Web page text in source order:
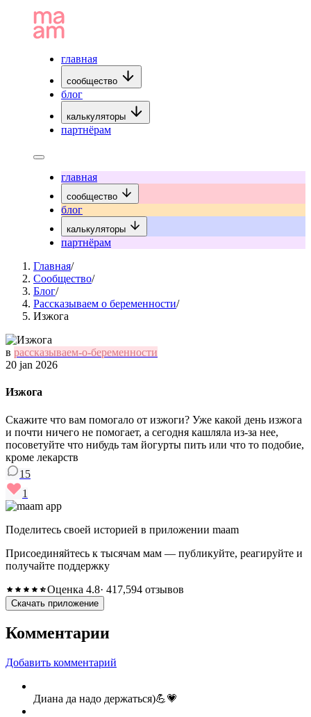
главная
сообщество
блог
калькуляторы
партнёрам
главная
сообщество
блог
калькуляторы
партнёрам
Главная/
Сообщество/
Блог/
Рассказываем о беременности/
Изжога
в рассказываем-о-беременности
20 jan 2026
Изжога
Скажите что вам помогало от изжоги? Уже какой день изжога
и почти ничего не помогает, а сегодня кашляла из-за нее,
посоветуйте что нибудь там йогурты пить или что то подобие,
кроме лекарств
15
1
Поделитесь своей историей в приложении maam
Присоединяйтесь к тысячам мам — публикуйте, реагируйте и
получайте поддержку
Оценка 4.8· 417,594 отзывов
Скачать приложение
Комментарии
Добавить комментарий
Диана да надо держаться)💪💗